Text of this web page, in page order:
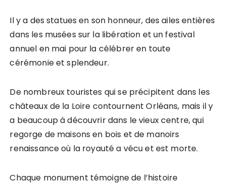
Il y a des statues en son honneur, des ailes entières
dans les musées sur la libération et un festival
annuel en mai pour la célébrer en toute
cérémonie et splendeur.
De nombreux touristes qui se précipitent dans les
châteaux de la Loire contournent Orléans, mais il y
a beaucoup à découvrir dans le vieux centre, qui
regorge de maisons en bois et de manoirs
renaissance où la royauté a vécu et est morte.
Chaque monument témoigne de l’histoire